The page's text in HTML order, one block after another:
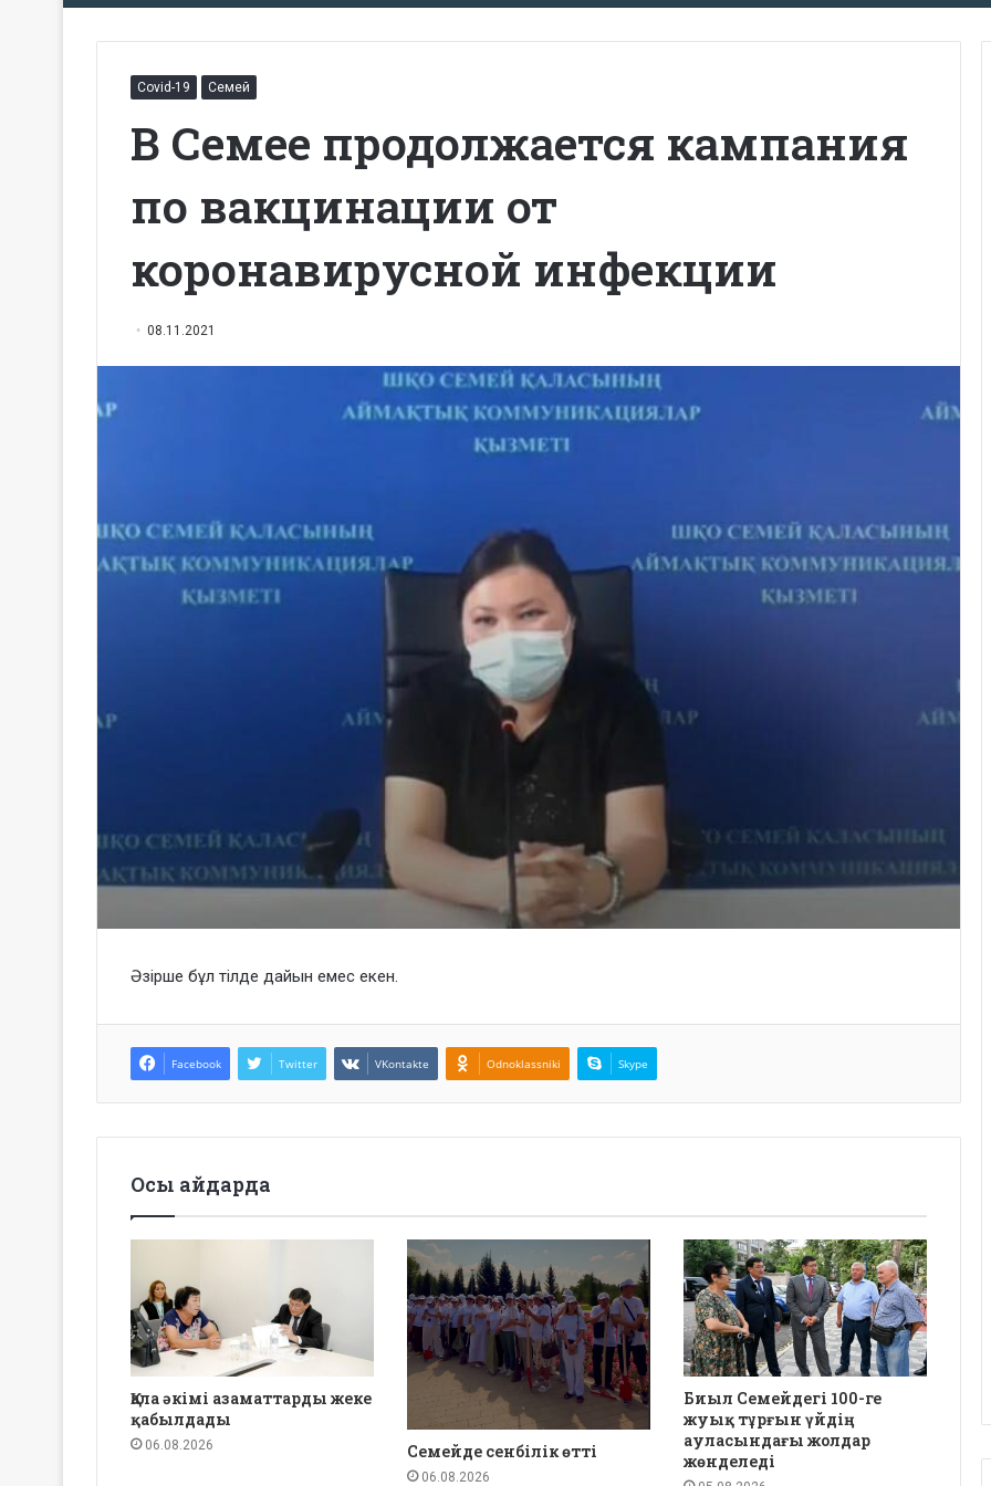
Covid-19 Семей
В Семее продолжается кампания
по вакцинации от
коронавирусной инфекции
08.11.2021
Әзірше бұл тілде дайын емес екен.
Facebook Twitter VKontakte Odnoklassniki Skype
Осы айдарда
Қала әкімі азаматтарды жеке
қабылдады
06.08.2026 Семейде сенбілік өтті
06.08.2026
Биыл Семейдегі 100-ге
жуық тұрғын үйдің
ауласындағы жолдар
жөнделеді